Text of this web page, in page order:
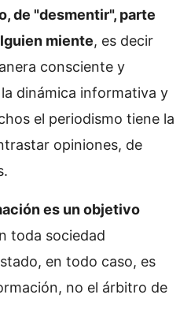
de "desmentir", parte
miente, es decir
consciente y
dinámica informativa y
el periodismo tiene la
opiniones, de
es un objetivo
toda sociedad
en todo caso, es
no el árbitro de